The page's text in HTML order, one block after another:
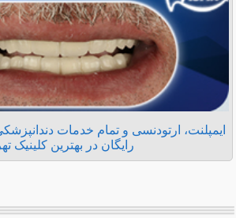
ایمپلنت، ارتودنسی و تمام خدمات
رایگان در بهترین کلینیک